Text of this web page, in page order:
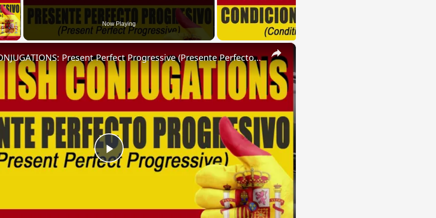
Video Now Playing
×
Play
SPANISH CONJUGATIONS: Present Perfect Progressive (Presente Perfecto Progresivo)